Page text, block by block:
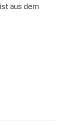
aus dem